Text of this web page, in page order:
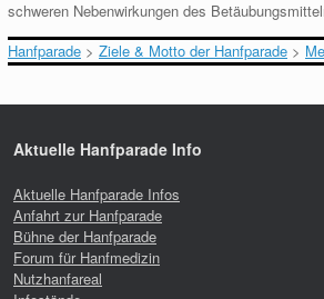
schweren Nebenwirkungen des
Hanfparade > Ziele & Motto der Hanfparade >
Aktuelle Hanfparade Info
Aktuelle Hanfparade Infos
Anfahrt zur Hanfparade
Bühne der Hanfparade
Forum für Hanfmedizin
Nutzhanfareal